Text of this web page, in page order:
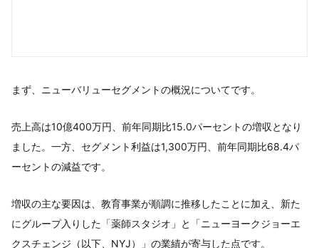
まず、ニューバリューセグメントの概況についてです。
売上高は10億400万円、前年同期比15.0パーセントの増収となり
ました。一方、セグメント利益は1,300万円、前年同期比68.4パ
ーセントの減益です。
増収の主な要因は、教育事業が順調に推移したことに加え、新た
にグループ入りした「薬師スタジオ」と「ニューヨークジョーエ
クスチェンジ（以下、NYJ）」の業績が寄与した点です。